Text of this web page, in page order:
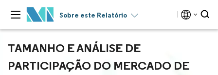
Sobre este Relatório
TAMANHO E ANÁLISE DE
PARTICIPAÇÃO DO MERCADO DE